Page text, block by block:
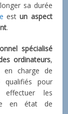
sa durée
estun aspect
.
spécialisé
ordinateurs,
en charge de
qualifiés pour
effectuer les
en état de